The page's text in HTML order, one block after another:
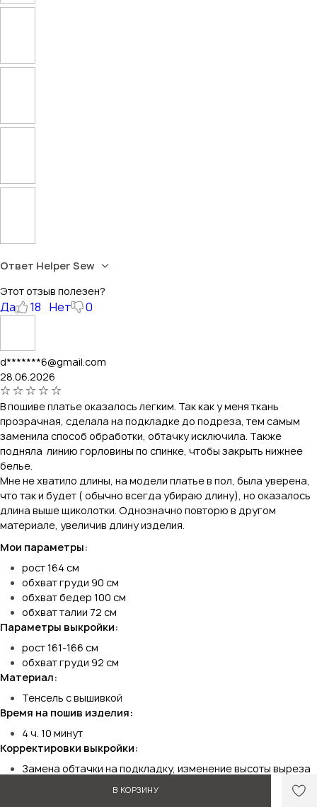
В КОРЗИНУ
Ответ Helper Sew
Этот отзыв полезен?
Да 18 Нет 0
d*******6@gmail.com
28.06.2026
В пошиве платье оказалось легким. Так как у меня ткань
прозрачная, сделала на подкладке до подреза, тем самым
заменила способ обработки, обтачку исключила. Также
подняла линию горловины по спинке, чтобы закрыть нижнее
белье.
Мне не хватило длины, на модели платье в пол, была уверена,
что так и будет ( обычно всегда убираю длину), но оказалось
длина выше щиколотки. Однозначно повторю в другом
материале, увеличив длину изделия.
Мои параметры:
рост 164 см
обхват груди 90 см
обхват бедер 100 см
обхват талии 72 см
Параметры выкройки:
рост 161-166 см
обхват груди 92 см
Материал:
Тенсель с вышивкой
Время на пошив изделия:
4 ч. 10 минут
Корректировки выкройки:
Замена обтачки на подкладку, изменение высоты выреза